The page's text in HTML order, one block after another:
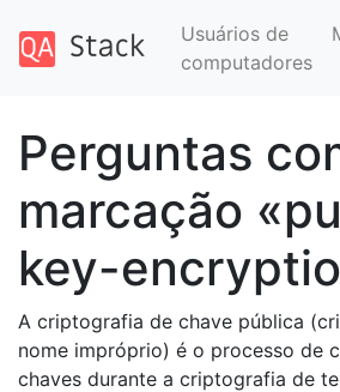
Usuários de
computadores
Perguntas
marcação
key-
A criptografia de chave pública
nome impróprio) é o processo de
chaves durante a criptografia de